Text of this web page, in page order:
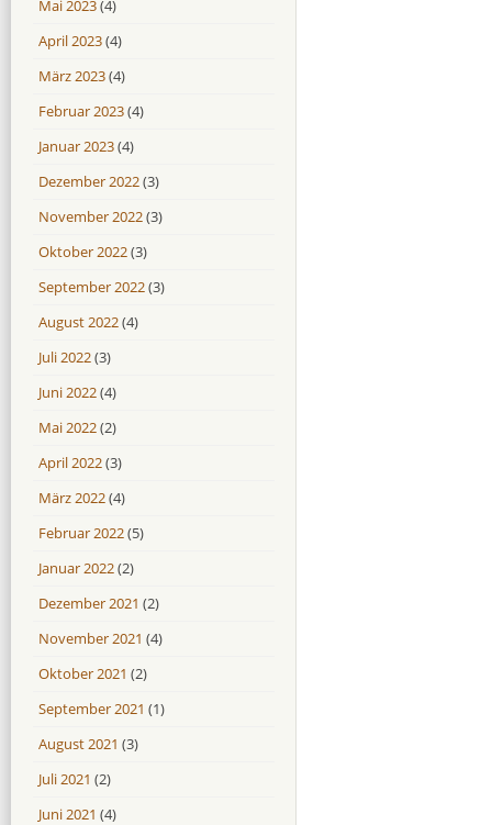
Mai 2023(4)
April 2023(4)
März 2023(4)
Februar 2023(4)
Januar 2023(4)
Dezember 2022(3)
November 2022(3)
Oktober 2022(3)
September 2022(3)
August 2022(4)
Juli 2022(3)
Juni 2022(4)
Mai 2022(2)
April 2022(3)
März 2022(4)
Februar 2022(5)
Januar 2022(2)
Dezember 2021 (2)
November 2021 (4)
Oktober 2021 (2)
September 2021 (1)
August 2021 (3)
Juli 2021 (2)
Juni 2021 (4)